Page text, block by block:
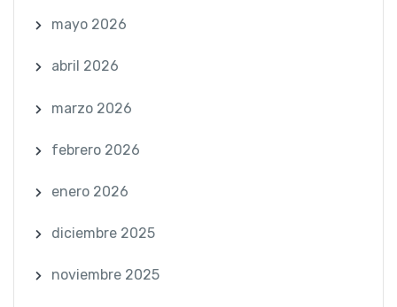
mayo 2026
abril 2026
marzo 2026
febrero 2026
enero 2026
diciembre 2025
noviembre 2025